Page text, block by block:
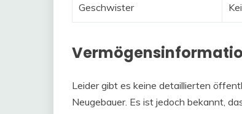
Geschwister
Leider gibt es keine detaillierten
Neugebauer. Es ist jedoch bekannt,